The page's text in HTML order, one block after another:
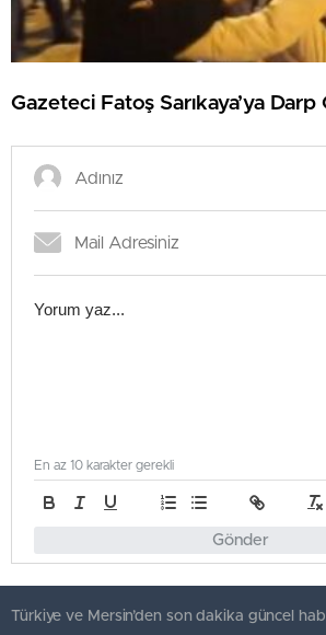
Gazeteci Fatoş Sarıkaya’ya Darp
Gönder
En az 10 karakter gerekli
Türkiye ve Mersin’den son dakika güncel